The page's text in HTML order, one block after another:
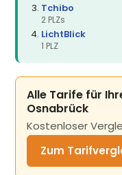
Tchibo
2 PLZs
LichtBlick
1 PLZ
Alle Tarife für
Osnabrück
Kostenloser
Zum